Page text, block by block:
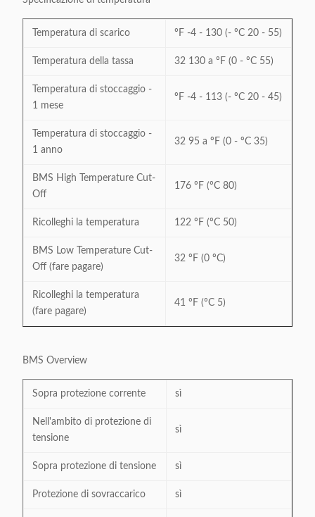
Temperatura di scarico ºF -4 - 130 (- ºC 20 - 55)
Temperatura della tassa 32 130 a ºF (0 - ºC 55)
Temperatura di stoccaggio -
1 mese
ºF -4 - 113 (- ºC 20 - 45)
Temperatura di stoccaggio -
1 anno
32 95 a ºF (0 - ºC 35)
BMS High Temperature Cut-
Off
176 ºF (ºC 80)
Ricolleghi la temperatura 122 ºF (ºC 50)
BMS Low Temperature Cut-
Off (fare pagare)
32 ºF (0 ºC)
Ricolleghi la temperatura
(fare pagare)
41 ºF (ºC 5)
BMS Overview
Sopra protezione corrente sì
Nell'ambito di protezione di
tensione
sì
Sopra protezione di tensione sì
Protezione di sovraccarico sì